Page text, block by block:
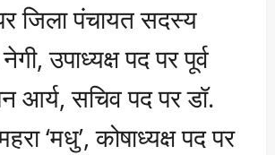
जिला पंचायत सदस्य
उपाध्यक्ष पद पर पूर्व
आर्य, सचिव पद पर डॉ.
‘मधु’, कोषाध्यक्ष पद पर